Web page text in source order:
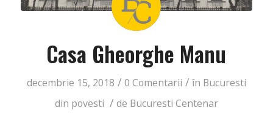
Casa Gheorghe Manu
decembrie 15, 2018 / 0 Comentarii / în Bucuresti
din povesti / de Bucuresti Centenar